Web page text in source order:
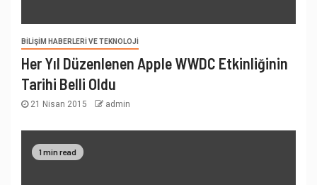
BILIŞIM HABERLERI VE TEKNOLOJI
Her Yıl Düzenlenen Apple WWDC Etkinliğinin
Tarihi Belli Oldu
21 Nisan 2015 admin
1 min read